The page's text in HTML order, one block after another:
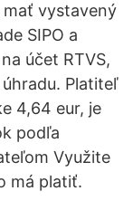
mať vystavený
SIPO a
účet RTVS,
Platiteľ
4,64 eur, je
podľa
Využite
má platiť.